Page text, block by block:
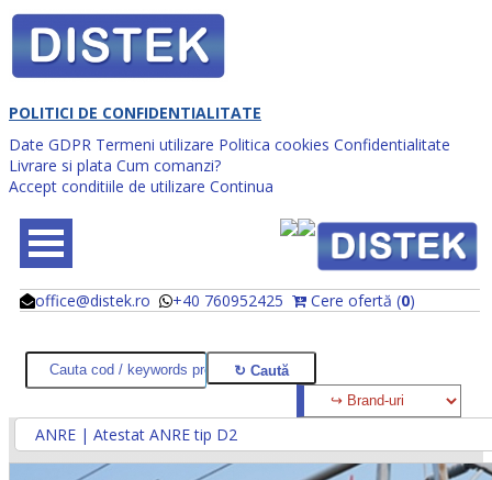
POLITICI DE CONFIDENTIALITATE
Date GDPR Termeni utilizare Politica cookies Confidentialitate
Livrare si plata Cum comanzi?
Accept conditiile de utilizare Continua
office@distek.ro +40 760952425 Cere ofertă (0)
@
@
ANRE | Atestat ANRE tip D2